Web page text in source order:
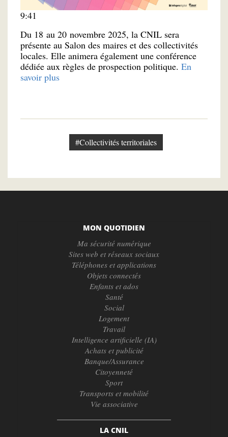
9:41
Du 18 au 20 novembre 2025, la CNIL sera
présente au Salon des maires et des collectivités
locales. Elle animera également une conférence
dédiée aux règles de prospection politique. En
savoir plus
#Collectivités territoriales
MON QUOTIDIEN
Ma sécurité numérique
Sites web et réseaux sociaux
Téléphones et applications
Objets connectés
Enfants et ados
Santé
Social
Logement
Travail
Intelligence artificielle (IA)
Achats et publicité
Banque/Assurance
Citoyenneté
Sport
Transports et mobilité
Vie associative
LA CNIL